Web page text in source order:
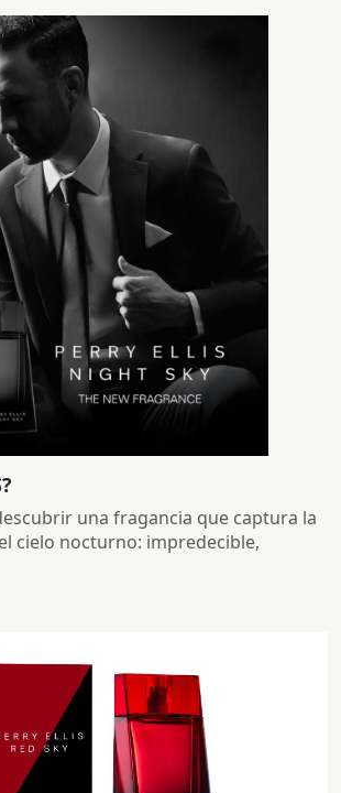
una fragancia que captura la
cielo nocturno: impredecible,